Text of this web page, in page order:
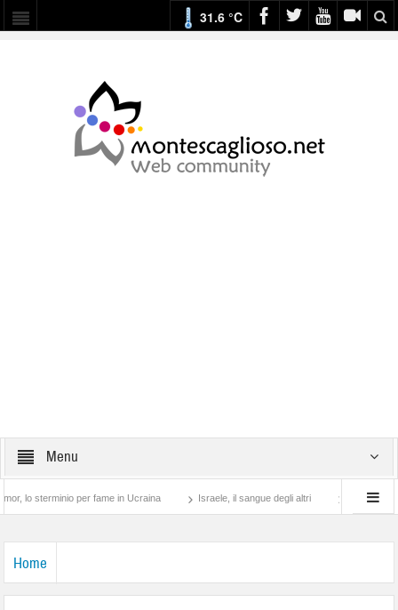
31.6 °C
Menu
per fame in Ucraina Israele, il sangue degli altri Lotta di classe…
Home